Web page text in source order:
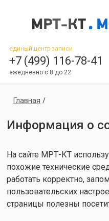
единый центр записи
+7 (499) 116-78-41
ежедневно с 8 до 22
Главная /
Информация о
На сайте МРТ-КТ
похожие технические
работать корректно,
пользовательских
страницы полезны